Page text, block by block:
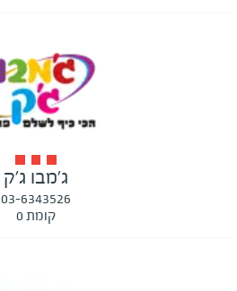
ג'מבו ג'ק
03-6343526
קומת 0